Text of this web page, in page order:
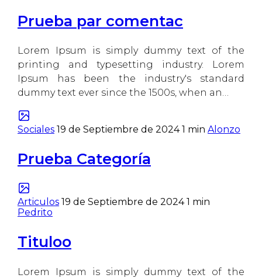
Prueba par comentac
Lorem Ipsum is simply dummy text of the
printing and typesetting industry. Lorem
Ipsum has been the industry's standard
dummy text ever since the 1500s, when an…
Sociales 19 de Septiembre de 2024 1 min Alonzo
Prueba Categoría
Articulos 19 de Septiembre de 2024 1 min
Pedrito
Tituloo
Lorem Ipsum is simply dummy text of the